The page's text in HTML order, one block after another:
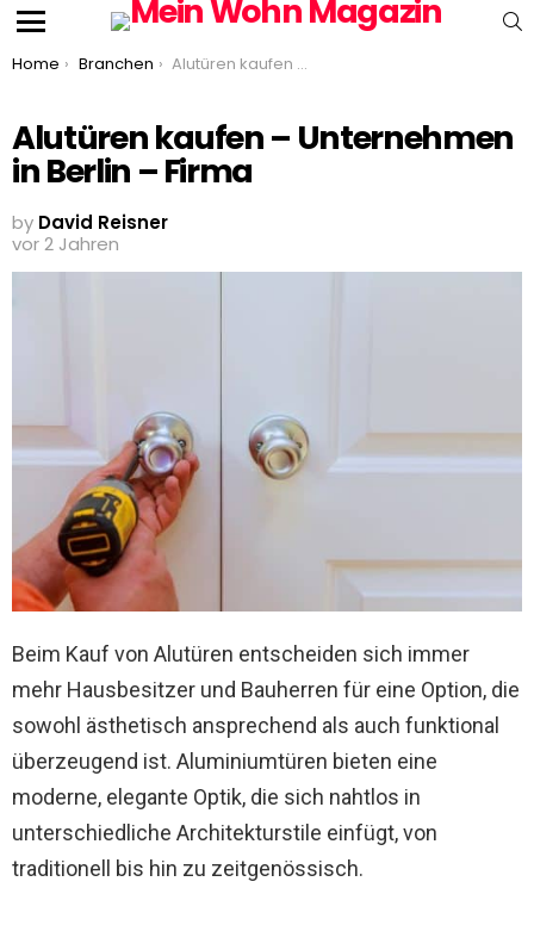
You are here:
Home Branchen Alutüren kaufen – Unternehmen in Berlin – Firma
Alutüren kaufen – Unternehmen
in Berlin – Firma
by David Reisner
vor 2 Jahren
Beim Kauf von Alutüren entscheiden sich immer
mehr Hausbesitzer und Bauherren für eine Option, die
sowohl ästhetisch ansprechend als auch funktional
überzeugend ist. Aluminiumtüren bieten eine
moderne, elegante Optik, die sich nahtlos in
unterschiedliche Architekturstile einfügt, von
traditionell bis hin zu zeitgenössisch.